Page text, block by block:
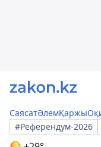
СаясатӘлемҚаржы
#Референдум-2026